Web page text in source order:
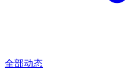
全部动态